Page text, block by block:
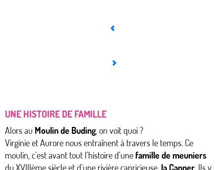
UNE HISTOIRE DE FAMILLE
Alors au Moulin de Buding , on voit quoi ?
Virginie et Aurore nous entraînent à travers le temps. Ce
moulin, c’est avant tout l’histoire d’une famille de meuniers
du XVIIIème siècle et d’une rivière capricieuse, la Canner. Ils y